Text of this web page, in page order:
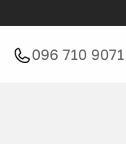
096 710 9071